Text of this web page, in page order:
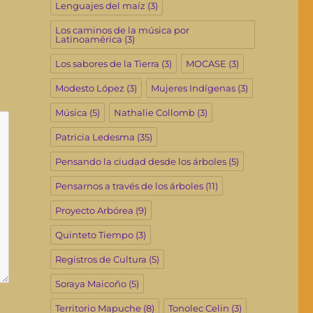
Lenguajes del maíz (3)
Los caminos de la música por
Latinoamérica (3)
Los sabores de la Tierra (3) MOCASE (3)
Modesto López (3) Mujeres Indígenas(3)
Música (5) Nathalie Collomb(3)
Patricia Ledesma (35)
Pensando la ciudad desde los árboles(5)
Pensarnos a través de los árboles(11)
Proyecto Arbórea (9)
Quinteto Tiempo(3)
Registros de Cultura (5)
Soraya Maicoño(5)
Territorio Mapuche(8) Tonolec Celin (3)